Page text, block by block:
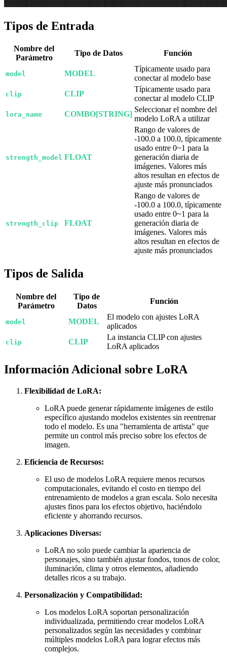
Tipos de Entrada
Nombre del
Parámetro
Tipo de Datos Función
model MODEL
Típicamente usado para
conectar al modelo base
clip CLIP
Típicamente usado para
conectar al modelo CLIP
lora_name COMBO[STRING]
Seleccionar el nombre del
modelo LoRA a utilizar
strength_model FLOAT
Rango de valores de
-100.0 a 100.0, típicamente
usado entre 0~1 para la
generación diaria de
imágenes. Valores más
altos resultan en efectos de
ajuste más pronunciados
strength_clip FLOAT
Rango de valores de
-100.0 a 100.0, típicamente
usado entre 0~1 para la
generación diaria de
imágenes. Valores más
altos resultan en efectos de
ajuste más pronunciados
Tipos de Salida
Nombre del
Parámetro
Tipo de
Datos
Función
model MODEL
El modelo con ajustes LoRA
aplicados
clip CLIP
La instancia CLIP con ajustes
LoRA aplicados
Información Adicional sobre LoRA
Flexibilidad de LoRA:
LoRA puede generar rápidamente imágenes de estilo
específico ajustando modelos existentes sin reentrenar
todo el modelo. Es una "herramienta de artista" que
permite un control más preciso sobre los efectos de
imagen.
Eficiencia de Recursos:
El uso de modelos LoRA requiere menos recursos
computacionales, evitando el costo en tiempo del
entrenamiento de modelos a gran escala. Solo necesita
ajustes finos para los efectos objetivo, haciéndolo
eficiente y ahorrando recursos.
Aplicaciones Diversas:
LoRA no solo puede cambiar la apariencia de
personajes, sino también ajustar fondos, tonos de color,
iluminación, clima y otros elementos, añadiendo
detalles ricos a su trabajo.
Personalización y Compatibilidad:
Los modelos LoRA soportan personalización
individualizada, permitiendo crear modelos LoRA
personalizados según las necesidades y combinar
múltiples modelos LoRA para lograr efectos más
complejos.